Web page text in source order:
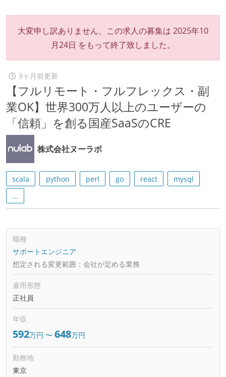
大変申し訳ありません、この求人の募集は 2025年10
月24日 をもって終了致しました。
9ヶ月前更新
【フルリモート・フルフレックス・副
業OK】世界300万人以上のユーザーの
「信頼」を創る国産SaaSのCRE
株式会社ヌーラボ
scala python perl go react
mysql
...
職種
サポートエンジニア
想定される変更範囲： 会社が定める業務
雇用形態
正社員
年収
592万円 〜 648万円
勤務地
東京